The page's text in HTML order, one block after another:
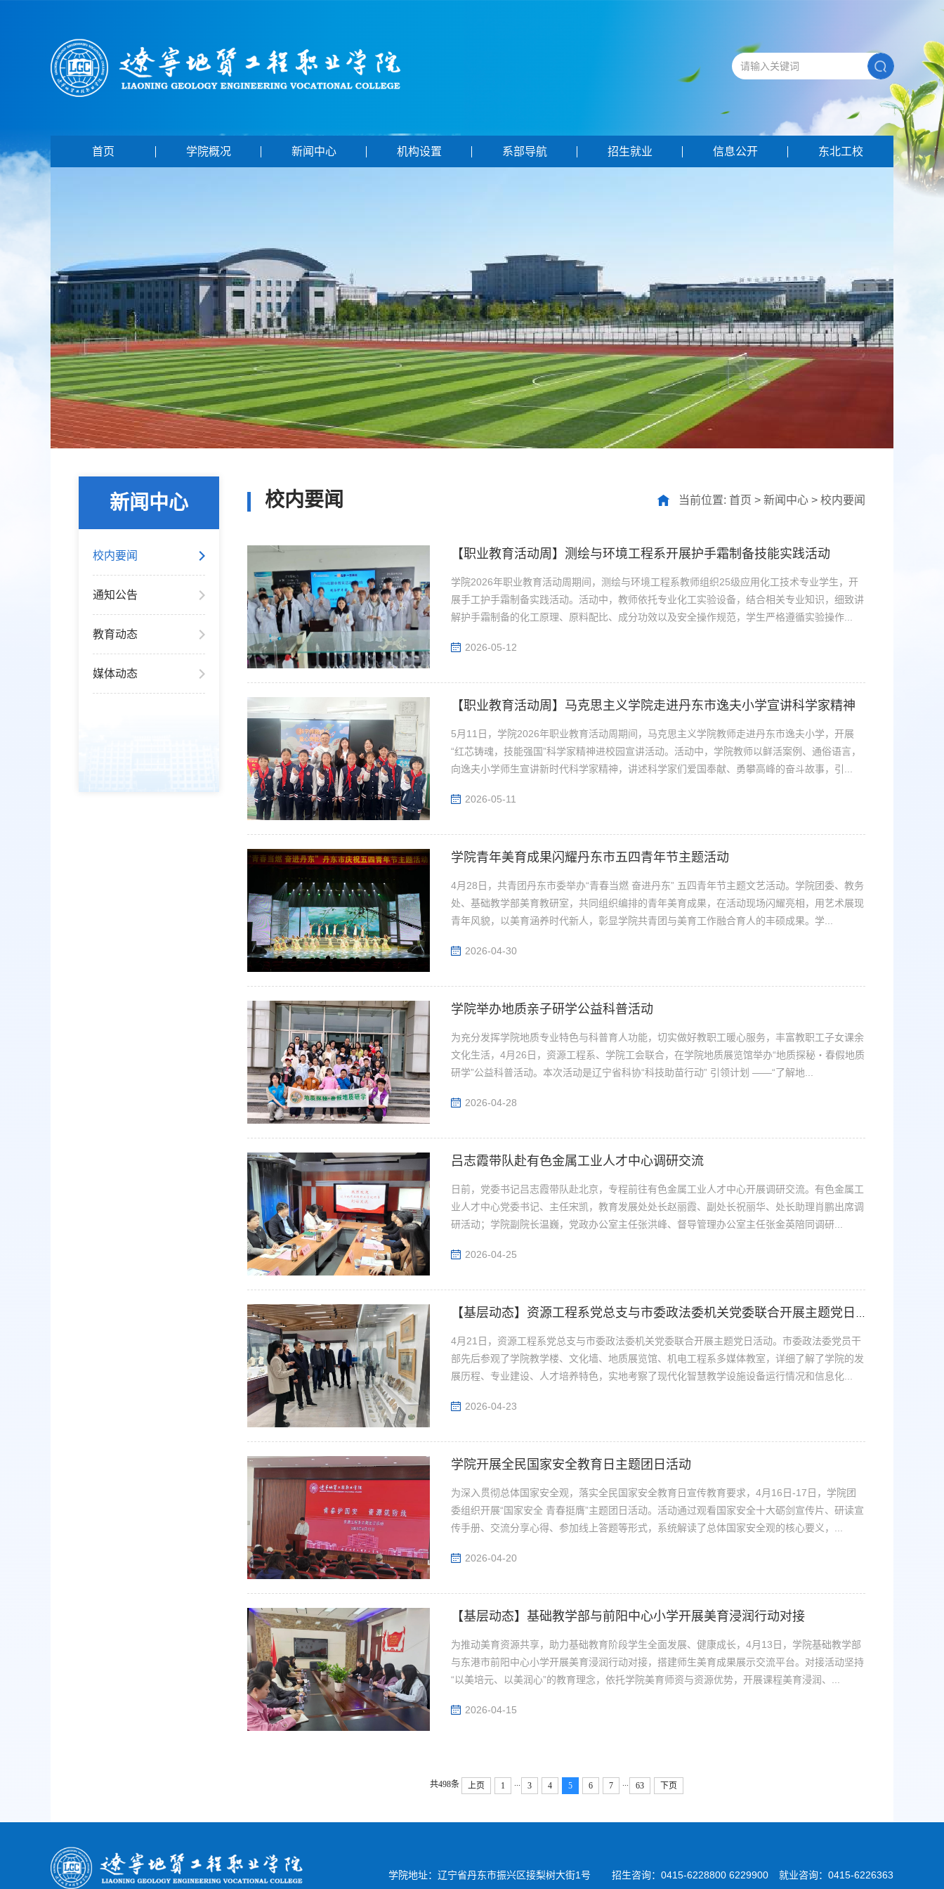
首页 学院概况 新闻中心 机构设置 系部导航 招生就业 信息公开 东北工校
新闻中心
校内要闻
通知公告
教育动态
媒体动态
校内要闻 当前位置: 首页 > 新闻中心 > 校内要闻
【职业教育活动周】测绘与环境工程系开展护手霜制备技能实践活动
学院2026年职业教育活动周期间，测绘与环境工程系教师组织25级应用化工技术专业学生，开
展手工护手霜制备实践活动。活动中，教师依托专业化工实验设备，结合相关专业知识，细致讲
解护手霜制备的化工原理、原料配比、成分功效以及安全操作规范，学生严格遵循实验操作...
2026-05-12
【职业教育活动周】马克思主义学院走进丹东市逸夫小学宣讲科学家精神
5月11日，学院2026年职业教育活动周期间，马克思主义学院教师走进丹东市逸夫小学，开展
“红芯铸魂，技能强国”科学家精神进校园宣讲活动。活动中，学院教师以鲜活案例、通俗语言，
向逸夫小学师生宣讲新时代科学家精神，讲述科学家们爱国奉献、勇攀高峰的奋斗故事，引...
2026-05-11
学院青年美育成果闪耀丹东市五四青年节主题活动
4月28日，共青团丹东市委举办“青春当燃 奋进丹东” 五四青年节主题文艺活动。学院团委、教务
处、基础教学部美育教研室，共同组织编排的青年美育成果，在活动现场闪耀亮相，用艺术展现
青年风貌，以美育涵养时代新人，彰显学院共青团与美育工作融合育人的丰硕成果。学...
2026-04-30
学院举办地质亲子研学公益科普活动
为充分发挥学院地质专业特色与科普育人功能，切实做好教职工暖心服务，丰富教职工子女课余
文化生活，4月26日，资源工程系、学院工会联合，在学院地质展览馆举办“地质探秘・春假地质
研学”公益科普活动。本次活动是辽宁省科协“科技助苗行动” 引领计划 ——“了解地...
2026-04-28
吕志霞带队赴有色金属工业人才中心调研交流
日前，党委书记吕志霞带队赴北京，专程前往有色金属工业人才中心开展调研交流。有色金属工
业人才中心党委书记、主任宋凯，教育发展处处长赵丽霞、副处长祝丽华、处长助理肖鹏出席调
研活动；学院副院长温巍，党政办公室主任张洪峰、督导管理办公室主任张金英陪同调研...
2026-04-25
4月21日，资源工程系党总支与市委政法委机关党委联合开展主题党日活动。市委政法委党员干
部先后参观了学院教学楼、文化墙、地质展览馆、机电工程系多媒体教室，详细了解了学院的发
展历程、专业建设、人才培养特色，实地考察了现代化智慧教学设施设备运行情况和信息化...
2026-04-23
学院开展全民国家安全教育日主题团日活动
为深入贯彻总体国家安全观，落实全民国家安全教育日宣传教育要求，4月16日-17日，学院团
委组织开展“国家安全 青春挺膺”主题团日活动。活动通过观看国家安全十大砺剑宣传片、研读宣
传手册、交流分享心得、参加线上答题等形式，系统解读了总体国家安全观的核心要义，...
2026-04-20
【基层动态】基础教学部与前阳中心小学开展美育浸润行动对接
为推动美育资源共享，助力基础教育阶段学生全面发展、健康成长，4月13日，学院基础教学部
与东港市前阳中心小学开展美育浸润行动对接，搭建师生美育成果展示交流平台。对接活动坚持
“以美培元、以美润心”的教育理念，依托学院美育师资与资源优势，开展课程美育浸润、...
2026-04-15
共498条 上页 1 ... 3 4 5 6 7 ... 63 下页
学院地址：辽宁省丹东市振兴区接梨树大街1号 招生咨询：0415-6228800 6229900 就业咨询：0415-6226363